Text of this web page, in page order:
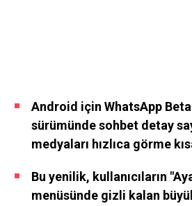
Android için WhatsApp
sürümünde sohbet detay
medyaları hızlıca görme
Bu yenilik, kullanıcıların
menüsünde gizli kalan